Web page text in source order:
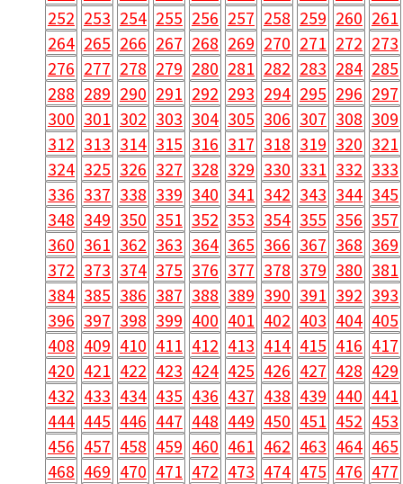
252 253 254 255 256 257 258 259 260 261
264 265 266 267 268 269 270 271 272 273
276 277 278 279 280 281 282 283 284 285
288 289 290 291 292 293 294 295 296 297
300 301 302 303 304 305 306 307 308 309
312 313 314 315 316 317 318 319 320 321
324 325 326 327 328 329 330 331 332 333
336 337 338 339 340 341 342 343 344 345
348 349 350 351 352 353 354 355 356 357
360 361 362 363 364 365 366 367 368 369
372 373 374 375 376 377 378 379 380 381
384 385 386 387 388 389 390 391 392 393
396 397 398 399 400 401 402 403 404 405
408 409 410 411 412 413 414 415 416 417
420 421 422 423 424 425 426 427 428 429
432 433 434 435 436 437 438 439 440 441
444 445 446 447 448 449 450 451 452 453
456 457 458 459 460 461 462 463 464 465
468 469 470 471 472 473 474 475 476 477